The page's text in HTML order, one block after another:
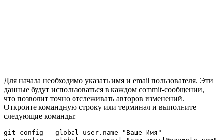
Для начала необходимо указать имя и email пользователя. Эти
данные будут использоваться в каждом commit-сообщении,
что позволит точно отслеживать авторов изменений.
Откройте командную строку или терминал и выполните
следующие команды:
git config --global user.name "Ваше Имя"